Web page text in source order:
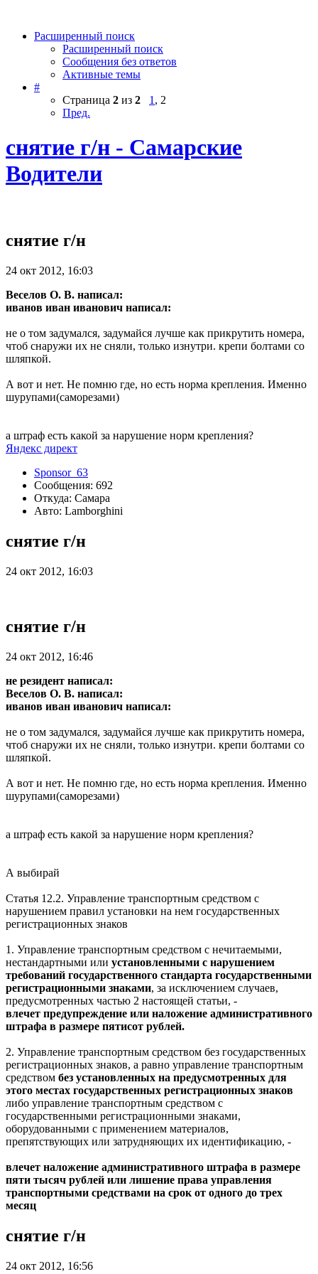
Расширенный поиск
Расширенный поиск
Сообщения без ответов
Активные темы
#
Страница 2 из 2 1 , 2
Пред.
снятие г/н - Самарские
Водители
снятие г/н
24 окт 2012, 16:03
Веселов О. В. написал:
иванов иван иванович написал:
не о том задумался, задумайся лучше как прикрутить номера,
чтоб снаружи их не сняли, только изнутри. крепи болтами со
шляпкой.
А вот и нет. Не помню где, но есть норма крепления. Именно
шурупами(саморезами)
а штраф есть какой за нарушение норм крепления?
Яндекс директ
Sponsor_63
Сообщения: 692
Откуда: Самара
Авто: Lamborghini
снятие г/н
24 окт 2012, 16:03
снятие г/н
24 окт 2012, 16:46
не резидент написал:
Веселов О. В. написал:
иванов иван иванович написал:
не о том задумался, задумайся лучше как прикрутить номера,
чтоб снаружи их не сняли, только изнутри. крепи болтами со
шляпкой.
А вот и нет. Не помню где, но есть норма крепления. Именно
шурупами(саморезами)
а штраф есть какой за нарушение норм крепления?
А выбирай
Статья 12.2. Управление транспортным средством с
нарушением правил установки на нем государственных
регистрационных знаков
1. Управление транспортным средством с нечитаемыми,
нестандартными или установленными с нарушением
требований государственного стандарта государственными
регистрационными знаками, за исключением случаев,
предусмотренных частью 2 настоящей статьи, -
влечет предупреждение или наложение административного
штрафа в размере пятисот рублей.
2. Управление транспортным средством без государственных
регистрационных знаков, а равно управление транспортным
средством без установленных на предусмотренных для
этого местах государственных регистрационных знаков
либо управление транспортным средством с
государственными регистрационными знаками,
оборудованными с применением материалов,
препятствующих или затрудняющих их идентификацию, -
влечет наложение административного штрафа в размере
пяти тысяч рублей или лишение права управления
транспортными средствами на срок от одного до трех
месяц
снятие г/н
24 окт 2012, 16:56